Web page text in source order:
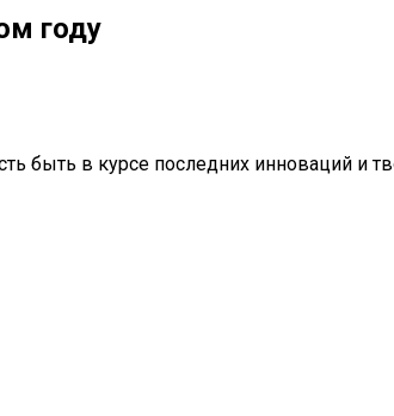
году
быть в курсе последних инноваций и